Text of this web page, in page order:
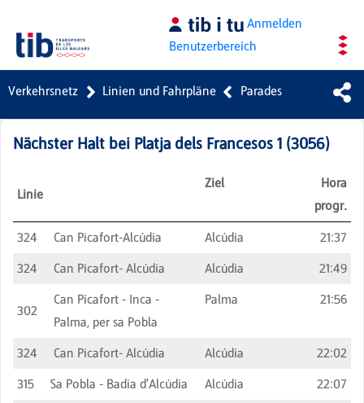
Anmelden
Benutzerbereich
Verkehrsnetz Linien und Fahrpläne Parades
Nächster Halt bei Platja dels Francesos 1 (3056)
Linie
Ziel
Hora
progr.
324 Can Picafort-Alcúdia Alcúdia
21:37
324
Can Picafort- Alcúdia Alcúdia 21:49
302
Can Picafort - Inca -
Palma, per sa Pobla
Palma 21:56
324 Can Picafort- Alcúdia Alcúdia
22:02
315
Sa Pobla - Badia d'Alcúdia Alcúdia
22:07